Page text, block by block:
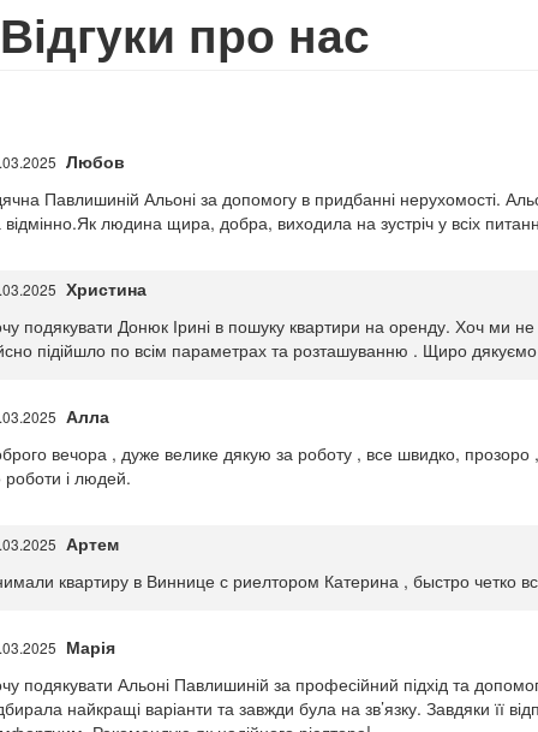
Відгуки про нас
Любов
Павлишиній Альоні за допомогу в придбанні нерухомості.
відмінно.Як людина щира, добра, виходила на зустріч у всіх
Христина
подякувати Донюк Ірині в пошуку квартири на оренду. Хоч ми
підійшло по всім параметрах та розташуванню . Щиро
Алла
вечора , дуже велике дякую за роботу , все швидко,
роботи і людей.
Артем
квартиру в Виннице с риелтором Катерина , быстро четко
Марія
подякувати Альоні Павлишиній за професійний підхід та
найкращі варіанти та завжди була на зв’язку. Завдяки її